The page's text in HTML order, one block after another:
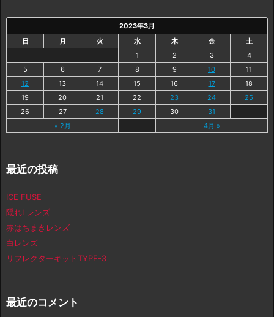
2023年3月
日
月 火 水 木 金 土
« 2月 4月 »
1 2 3
4
5
6 7 8 9 10
11
12
13 14 15 16 17
18
19
20 21 22 23 24
25
26
27 28 29 30 31
最近の投稿
ICE FUSE
隠れLレンズ
赤はちまきレンズ
白レンズ
リフレクターキットTYPE-3
最近のコメント